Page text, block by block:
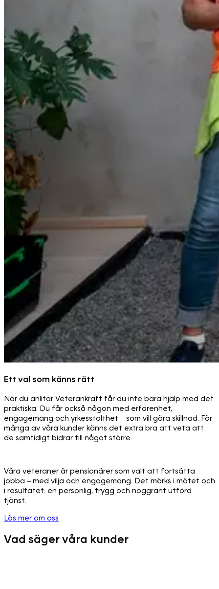
Ett val som känns rätt
När du anlitar Veterankraft får du inte bara hjälp med det
praktiska. Du får också någon med erfarenhet,
engagemang och yrkesstolthet – som vill göra skillnad. För
många av våra kunder känns det extra bra att veta att
de samtidigt bidrar till något större.
Våra veteraner är pensionärer som valt att fortsätta
jobba – med vilja och engagemang. Det märks i mötet och
i resultatet: en personlig, trygg och noggrant utförd
tjänst.
Läs mer om oss
Vad säger våra kunder